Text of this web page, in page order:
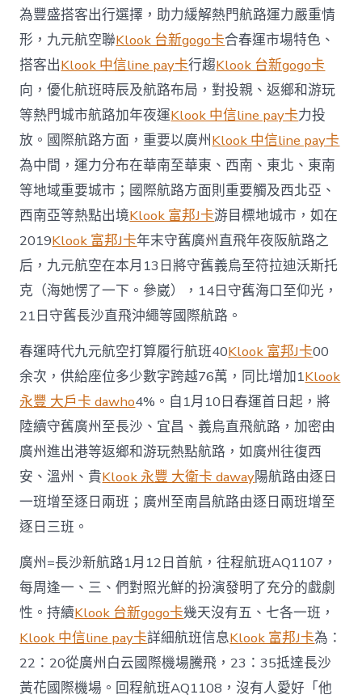
路
付
款
優
惠
助
力
廣
東
搭
客
春
運
出
行〉
中
為豐盛搭客出行選擇，助力緩解熱門航路運力嚴重情
形，九元航空聯Klook 台新gogo卡合春運市場特色、
搭客出Klook 中信line pay卡行趨Klook 台新gogo卡
向，優化航班時辰及航路布局，對投親、返鄉和游玩
等熱門城市航路加年夜運Klook 中信line pay卡力投
放。國際航路方面，重要以廣州 Klook 中信line pay卡
為中間，運力分布在華南至華東、西南、東北、東南
等地域重要城市；國際航路方面則重要觸及西北亞、
西南亞等熱點出境Klook 富邦J卡游目標地城市，如在
2019Klook 富邦J卡年末守舊廣州直飛年夜阪航路之
后，九元航空在本月13日將守舊義烏至符拉迪沃斯托
克（海她愣了一下。參崴），14日守舊海口至仰光，
21日守舊長沙直飛沖繩等國際航路。
春運時代九元航空打算履行航班40Klook 富邦J卡00
余次，供給座位多少數字跨越76萬，同比增加1Klook
永豐 大戶卡 dawho4%。自1月10日春運首日起，將
陸續守舊廣州至長沙、宜昌、義烏直飛航路，加密由
廣州進出港等返鄉和游玩熱點航路，如廣州往復西
安、溫州、貴Klook 永豐 大衛卡 daway陽航路由逐日
一班增至逐日兩班；廣州至南昌航路由逐日兩班增至
逐日三班。
廣州=長沙新航路1月12日首航，往程航班AQ1107，
每周逢一、三、們對照光鮮的扮演發明了充分的戲劇
性。持續Klook 台新gogo卡幾天沒有五、七各一班，
Klook 中信line pay卡詳細航班信息Klook 富邦J卡為：
22：20從廣州白云國際機場騰飛，23：35抵達長沙
黃花國際機場。回程航班AQ1108，沒有人愛好「他